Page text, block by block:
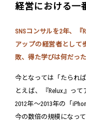
経営における一
SNSコンサルを2年、『
アップの経営者として
敗、得た学びは何だった
今となっては「たられ
とえば、『Relux』っ
2012年～2013年の「
今の数倍の規模になっ